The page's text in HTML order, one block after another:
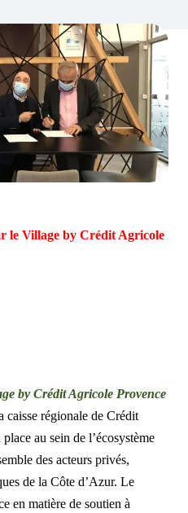
le Village by Crédit Agricole
by Crédit Agricole Provence
caisse régionale de Crédit
au sein de l’écosystème
des acteurs privés,
de la Côte d’Azur. Le
en matière de soutien à